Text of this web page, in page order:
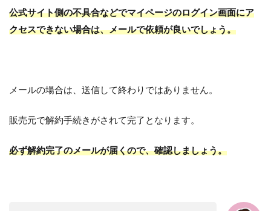
公式サイト側の不具合などでマイページのログイン画面にア
クセスできない場合は、メールで依頼が良いでしょう。
メールの場合は、送信して終わりではありません。
販売元で解約手続きがされて完了となります。
必ず解約完了のメールが届くので、確認しましょう。